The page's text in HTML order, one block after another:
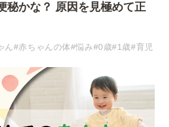
秘かな？ 原因を見極めて正
ん#赤ちゃんの体#悩み#0歳#1歳#育児